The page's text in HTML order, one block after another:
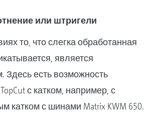
или штригели
то, что слегка обработанная
является
Здесь есть возможность
с катком, например, с
катком с шинами Matrix KWM 650.